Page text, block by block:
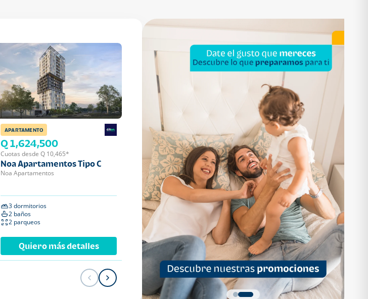
APARTAMENTO
Q 1,624,500
Cuotas desde Q 10,465*
Noa Apartamentos Tipo C
Noa Apartamentos
3 dormitorios
2 baños
2 parqueos
Quiero más detalles
APARTAMENTO
Q 1,136,200
Cuotas desde Q 7,319*
Noa Apartamentos Tipo B
Noa Apartamentos
2 dormitorios
2 baños
1 parqueo
Quiero más detalles
APARTAMENTO
Q 1,559,700
Cuotas desde Q 10,047*
Noa Apartamentos Tipo A
Noa Apartamentos
3 dormitorios
2 baños
2 parqueos
Quiero más detalles